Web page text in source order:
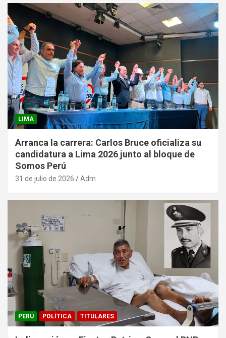
LIMA
Arranca la carrera: Carlos Bruce oficializa su
candidatura a Lima 2026 junto al bloque de
Somos Perú
31 de julio de 2026 Adm
PERÚ POLÍTICA TITULARES